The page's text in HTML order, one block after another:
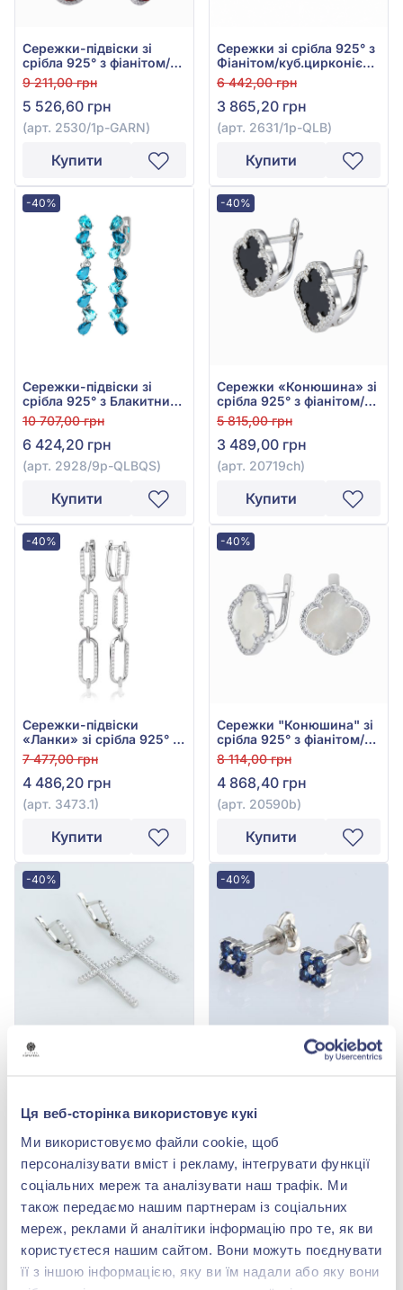
Ця веб-сторінка використовує кукі
Ми використовуємо файли cookie, щоб
персоналізувати вміст і рекламу, інтегрувати функції
соціальних мереж та аналізувати наш трафік. Ми
також передаємо нашим партнерам із соціальних
мереж, реклами й аналітики інформацію про те, як ви
користуєтеся нашим сайтом. Вони можуть поєднувати
її з іншою інформацією, яку ви їм надали або яку вони
Сережки-підвіски зі
срібла 925° з фіанітом/
куб.цирконієм та
червоним гранатом, арт.
2530/1р-GARN
9 211,00 грн
5 526,60 грн
(арт. 2530/1р-GARN)
Купити
Сережки зі срібла 925° з
Фіанітом/куб.цирконієм
та Блакитним Кварцом,
арт. 2631/1р-QLB
6 442,00 грн
3 865,20 грн
(арт. 2631/1р-QLB)
Купити
-40%
Сережки-підвіски зі
срібла 925° з Блакитним
Кварцом, арт. 2928/9р-
QLBQS
10 707,00 грн
6 424,20 грн
(арт. 2928/9р-QLBQS)
Купити
-40%
Сережки «Конюшина» зі
срібла 925° з фіанітом/
куб.цирконієм та чорним
онік­сом, арт. 20719ch
5 815,00 грн
3 489,00 грн
(арт. 20719ch)
Купити
-40%
Сережки-підвіски
«Ланки» зі срібла 925° з
фіанітом/куб.цирконієм,
арт. 3473.1
7 477,00 грн
4 486,20 грн
(арт. 3473.1)
Купити
-40%
Сережки "Конюшина" зі
срібла 925° з фіанітом/
куб.цирконієм та
перламутром, арт.
20590b
8 114,00 грн
4 868,40 грн
(арт. 20590b)
Купити
-40%
куб.цирконієм, арт.
20166р
3 434,40 грн
(арт. 20166р)
Купити
-40%
куб.цирконієм, арт.
20092р
1 303,80 грн
(арт. 20092р)
Купити
-40%